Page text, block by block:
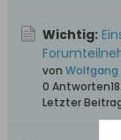
Wichtig:
von Wolfgang
0 Antworten
Letzter